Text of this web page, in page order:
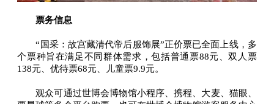
票务信息
“国采：故宫藏清代帝后服饰展”正价票已全面上线，多
个票种旨在满足不同群体需求，包括普通票88元、双人票
138元、优待票68元、儿童票9.9元。
观众可通过世博会博物馆小程序、携程、大麦、猫眼、